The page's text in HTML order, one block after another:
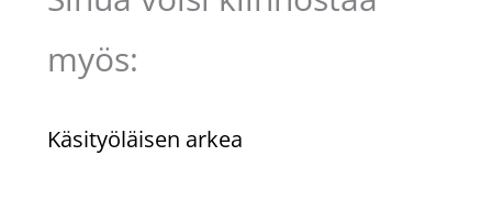
myös:
Käsityöläisen arkea